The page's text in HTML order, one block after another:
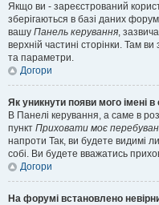
Якщо ви - зареєстрований
зберігаються в базі даних
вашу Панель керування,
верхній частині сторінки. Там
та параметри.
Догори
Як уникнути появи мого імені
В Панелі керування, а саме в
пункт Приховати моє
напроти Так, ви будете видимі
собі. Ви будете вважатись
Догори
На форумі встановлено